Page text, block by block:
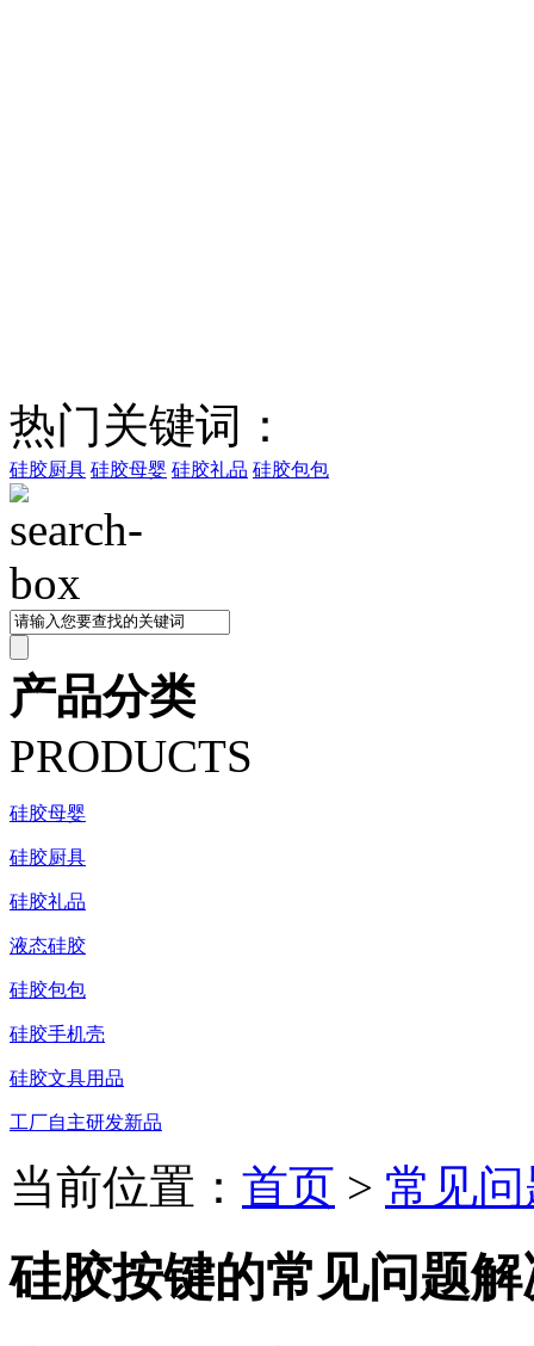
热门关键词：
硅胶厨具 硅胶母婴 硅胶礼品 硅胶包包
产品分类
PRODUCTS
硅胶母婴
硅胶厨具
硅胶礼品
液态硅胶
硅胶包包
硅胶手机壳
硅胶文具用品
工厂自主研发新品
当前位置： 首页 > 常见
硅胶按键的常见问题